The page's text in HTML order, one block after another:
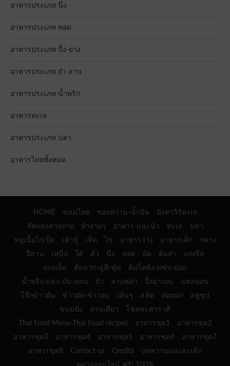
อาหารประเภท นึ่ง
อาหารประเภท ทอด
อาหารประเภท ปิ้ง-ย่าง
อาหารประเภท ยำ ลาบ
อาหารประเภท น้ำพริก
อาหารทะเล
อาหารประเภท ปลา
อาหารไทยทั้งหมด
HOME ขนมไทย ของหวาน-น้ำปั่น
มังสาวิรัต+เจ
จัดแต่งสวยงาม
ทำง่ายๆ อาหาร-แนะนำ ทะเล
ปลา
หมูเนื้อไก่เป็ด
เต้าหู้ เห็ด ไข่ อาหารว่าง อาหารเด็ก
กลาง
อีสาน
เหนือ ใต้ คั่ว นึ่ง ทอด ผัด ต้มยำ
แกงจืด
แกงเผ็ด
ต้มลวก-ฉู่ฉี่-ตุ๋น
ต้มโคล้ง-แซ่บ-อ่อม
น้ำพริก-แจ่ว-ป่น-หลน
ยำ ลาบพล่า ปิ้งย่างอบ
แซลมอน
โจ๊กข้าวต้ม
ข้าวผัด-ข้าวอบ เส้นๆ สลัด ห่อหมก
สตูซุป
ขนมปัง
จานเดียว
โชคชะตาราศี
Thai Food Menu-Thai Food recipes
อาหารชุด1
อาหารชุด2
อาหารชุด3
อาหารชุด4 อาหารชุด5 อาหารชุด6
อาหารชุด7
อาหารชุด8
Contact us Credits
บทความแม่และเด็ก